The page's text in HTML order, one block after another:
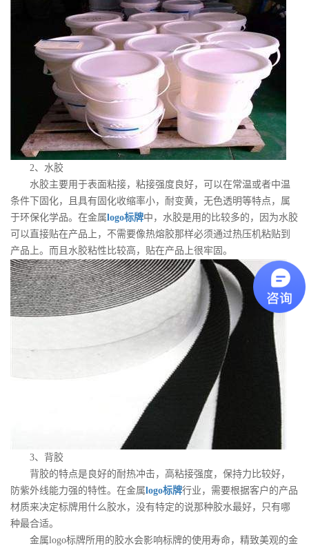
2、水胶
水胶主要用于表面粘接，粘接强度良好，可以在常温或者中温
条件下固化，且具有固化收缩率小，耐变黄，无色透明等特点，属
于环保化学品。在金属logo标牌中，水胶是用的比较多的，因为水胶
可以直接贴在产品上，不需要像热熔胶那样必须通过热压机粘贴到
产品上。而且水胶粘性比较高，贴在产品上很牢固。
3、背胶
背胶的特点是良好的耐热冲击，高粘接强度，保持力比较好，
防紫外线能力强的特性。在金属logo标牌行业，需要根据客户的产品
材质来决定标牌用什么胶水，没有特定的说那种胶水最好，只有哪
种最合适。
金属logo标牌所用的胶水会影响标牌的使用寿命，精致美观的金